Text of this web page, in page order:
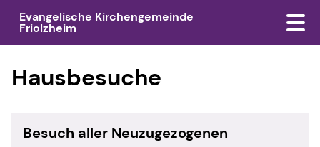
Evangelische Kirchengemeinde
Friolzheim
Hausbesuche
Besuch aller Neuzugezogenen